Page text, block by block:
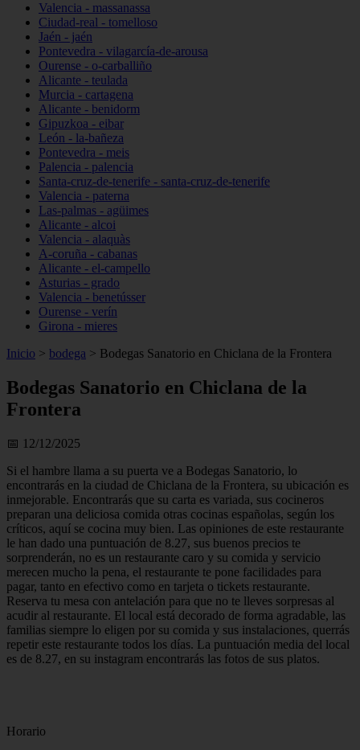
Valencia - massanassa
Ciudad-real - tomelloso
Jaén - jaén
Pontevedra - vilagarcía-de-arousa
Ourense - o-carballiño
Alicante - teulada
Murcia - cartagena
Alicante - benidorm
Gipuzkoa - eibar
León - la-bañeza
Pontevedra - meis
Palencia - palencia
Santa-cruz-de-tenerife - santa-cruz-de-tenerife
Valencia - paterna
Las-palmas - agüimes
Alicante - alcoi
Valencia - alaquàs
A-coruña - cabanas
Alicante - el-campello
Asturias - grado
Valencia - benetússer
Ourense - verín
Girona - mieres
Inicio > bodega > Bodegas Sanatorio en Chiclana de la Frontera
Bodegas Sanatorio en Chiclana de la
Frontera
📅 12/12/2025
Si el hambre llama a su puerta ve a Bodegas Sanatorio, lo
encontrarás en la ciudad de Chiclana de la Frontera, su ubicación es
inmejorable. Encontrarás que su carta es variada, sus cocineros
preparan una deliciosa comida otras cocinas españolas, según los
críticos, aquí se cocina muy bien. Las opiniones de este restaurante
le han dado una puntuación de 8.27, sus buenos precios te
sorprenderán, no es un restaurante caro y su comida y servicio
merecen mucho la pena, el restaurante te pone facilidades para
pagar, tanto en efectivo como en tarjeta o tickets restaurante.
Reserva tu mesa con antelación para que no te lleves sorpresas al
acudir al restaurante. El local está decorado de forma agradable, las
familias siempre lo eligen por su comida y sus instalaciones, querrás
repetir este restaurante todos los días. La puntuación media del local
es de 8.27, en su instagram encontrarás las fotos de sus platos.
Horario